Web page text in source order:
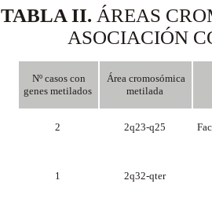
TABLA II. ÁREAS
ASOCIACIÓN
Nº casos con
genes metilados
Área cromosómica
metilada
2 2q23-q25
1 2q32-qter